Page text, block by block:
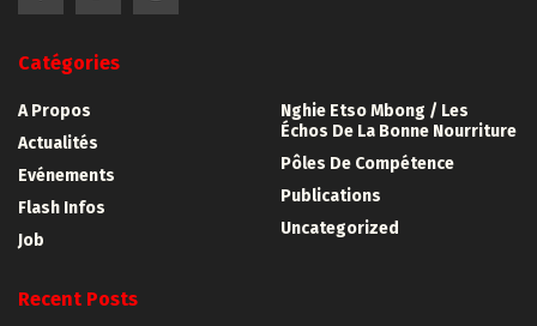
Catégories
A Propos
Actualités
Evénements
Flash Infos
Job
Nghie Etso Mbong / Les
Échos De La Bonne Nourriture
Pôles De Compétence
Publications
Uncategorized
Recent Posts